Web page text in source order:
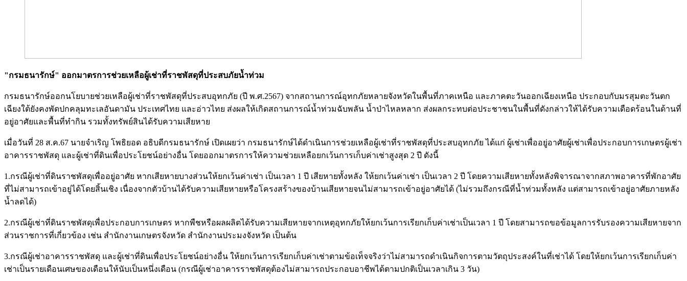
"กรมธนารักษ์" ออกมาตรการช่วยเหลือผู้เช่าที่ราชพัสดุที่ประสบภัยน้ำท่วม
กรมธนารักษ์ออกนโยบายช่วยเหลือผู้เช่าที่ราชพัสดุที่ประสบอุทกภัย (ปี พ.ศ.2567) จากสถานการณ์อุทกภัยหลายจังหวัดในพื้นที่ภาคเหนือ และภาคตะวันออกเฉียงเหนือ ประกอบกับมรสุมตะวันตก
เฉียงใต้ยังคงพัดปกคลุมทะเลอันดามัน ประเทศไทย และอ่าวไทย ส่งผลให้เกิดสถานการณ์น้ำท่วมฉับพลัน น้ำป่าไหลหลาก ส่งผลกระทบต่อประชาชนในพื้นที่ดังกล่าวให้ได้รับความเดือดร้อนในด้านที่
อยู่อาศัยและพื้นที่ทำกิน รวมทั้งทรัพย์สินได้รับความเสียหาย
เมื่อวันที่ 28 ส.ค.67 นายจำเริญ โพธิยอด อธิบดีกรมธนารักษ์ เปิดเผยว่า กรมธนารักษ์ได้ดำเนินการช่วยเหลือผู้เช่าที่ราชพัสดุที่ประสบอุทกภัย ได้แก่ ผู้เช่าเพื่ออยู่อาศัยผู้เช่าเพื่อประกอบการเกษตรผู้เช่า
อาคารราชพัสดุ และผู้เช่าที่ดินเพื่อประโยชน์อย่างอื่น โดยออกมาตรการให้ความช่วยเหลือยกเว้นการเก็บค่าเช่าสูงสุด 2 ปี ดังนี้
1.กรณีผู้เช่าที่ดินราชพัสดุเพื่ออยู่อาศัย หากเสียหายบางส่วนให้ยกเว้นค่าเช่า เป็นเวลา 1 ปี เสียหายทั้งหลัง ให้ยกเว้นค่าเช่า เป็นเวลา 2 ปี โดยความเสียหายทั้งหลังพิจารณาจากสภาพอาคารที่พักอาศัย
ที่ไม่สามารถเข้าอยู่ได้โดยสิ้นเชิง เนื่องจากตัวบ้านได้รับความเสียหายหรือโครงสร้างของบ้านเสียหายจนไม่สามารถเข้าอยู่อาศัยได้ (ไม่รวมถึงกรณีที่น้ำท่วมทั้งหลัง แต่สามารถเข้าอยู่อาศัยภายหลัง
น้ำลดได้)
2.กรณีผู้เช่าที่ดินราชพัสดุเพื่อประกอบการเกษตร หากพืชหรือผลผลิตได้รับความเสียหายจากเหตุอุทกภัยให้ยกเว้นการเรียกเก็บค่าเช่าเป็นเวลา 1 ปี โดยสามารถขอข้อมูลการรับรองความเสียหายจาก
ส่วนราชการที่เกี่ยวข้อง เช่น สำนักงานเกษตรจังหวัด สำนักงานประมงจังหวัด เป็นต้น
3.กรณีผู้เช่าอาคารราชพัสดุ และผู้เช่าที่ดินเพื่อประโยชน์อย่างอื่น ให้ยกเว้นการเรียกเก็บค่าเช่าตามข้อเท็จจริงว่าไม่สามารถดำเนินกิจการตามวัตถุประสงค์ในที่เช่าได้ โดยให้ยกเว้นการเรียกเก็บค่า
เช่าเป็นรายเดือนเศษของเดือนให้นับเป็นหนึ่งเดือน (กรณีผู้เช่าอาคารราชพัสดุต้องไม่สามารถประกอบอาชีพได้ตามปกติเป็นเวลาเกิน 3 วัน)